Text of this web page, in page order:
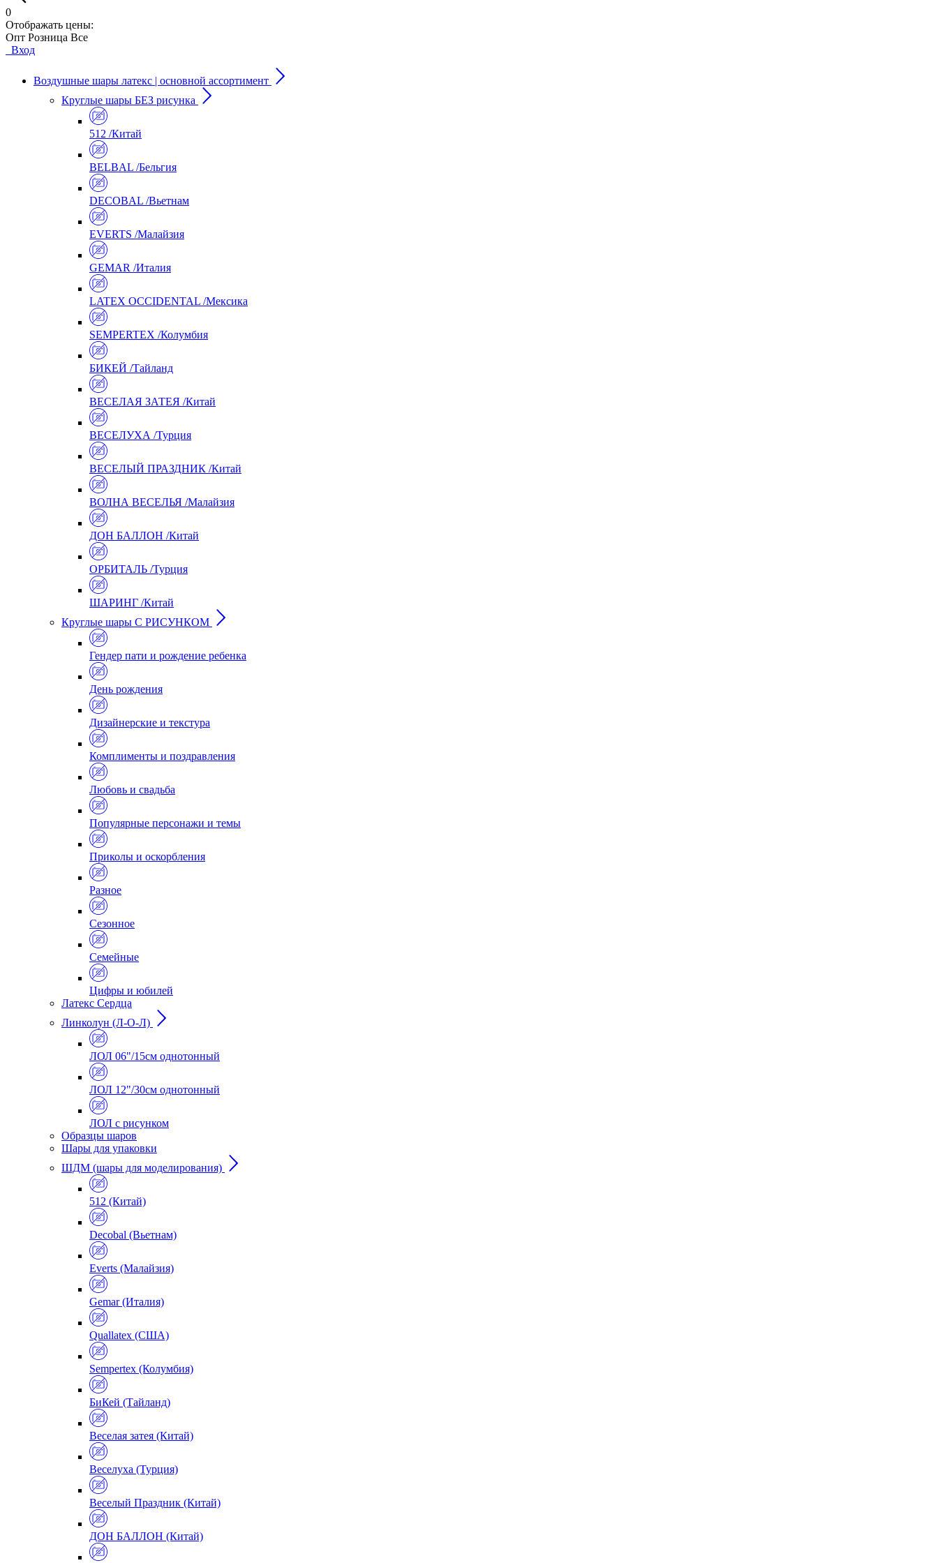
0
Отображать цены:
Опт Розница Все
Вход
Воздушные шары латекс | основной ассортимент
Круглые шары БЕЗ рисунка
512 /Китай
BELBAL /Бельгия
DECOBAL /Вьетнам
EVERTS /Малайзия
GEMAR /Италия
LATEX OCCIDENTAL /Мексика
SEMPERTEX /Колумбия
БИКЕЙ /Тайланд
ВЕСЕЛАЯ ЗАТЕЯ /Китай
ВЕСЕЛУХА /Турция
ВЕСЕЛЫЙ ПРАЗДНИК /Китай
ВОЛНА ВЕСЕЛЬЯ /Малайзия
ДОН БАЛЛОН /Китай
ОРБИТАЛЬ /Турция
ШАРИНГ /Китай
Круглые шары С РИСУНКОМ
Гендер пати и рождение ребенка
День рождения
Дизайнерские и текстура
Комплименты и поздравления
Любовь и свадьба
Популярные персонажи и темы
Приколы и оскорбления
Разное
Сезонное
Семейные
Цифры и юбилей
Латекс Сердца
Линколун (Л-О-Л)
ЛОЛ 06"/15см однотонный
ЛОЛ 12"/30см однотонный
ЛОЛ с рисунком
Образцы шаров
Шары для упаковки
ШДМ (шары для моделирования)
512 (Китай)
Decobal (Вьетнам)
Everts (Малайзия)
Gemar (Италия)
Quallatex (США)
Sempertex (Колумбия)
БиКей (Тайланд)
Веселая затея (Китай)
Веселуха (Турция)
Веселый Праздник (Китай)
ДОН БАЛЛОН (Китай)